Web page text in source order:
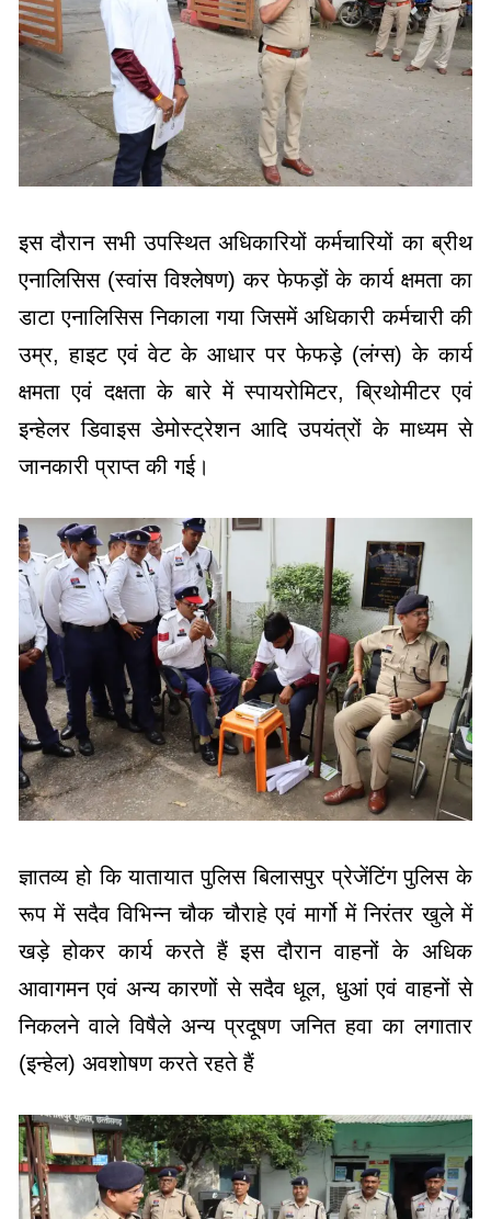
इस दौरान सभी उपस्थित अधिकारियों कर्मचारियों का ब्रीथ
डाटा एनालिसिस निकाला गया जिसमें अधिकारी कर्मचारी की
उम्र, हाइट एवं वेट के आधार पर फेफड़े (लंग्स) के कार्य
क्षमता एवं दक्षता के बारे में स्पायरोमिटर, ब्रिथोमीटर एवं
इन्हेलर डिवाइस डेमोस्ट्रेशन आदि उपयंत्रों के माध्यम से
जानकारी प्राप्त की गई।
ज्ञातव्य हो कि यातायात पुलिस बिलासपुर प्रेजेंटिंग पुलिस के
खड़े होकर कार्य करते हैं इस दौरान वाहनों के अधिक
आवागमन एवं अन्य कारणों से सदैव धूल, धुआं एवं वाहनों से
निकलने वाले विषैले अन्य प्रदूषण जनित हवा का लगातार
(इन्हेल) अवशोषण करते रहते हैं